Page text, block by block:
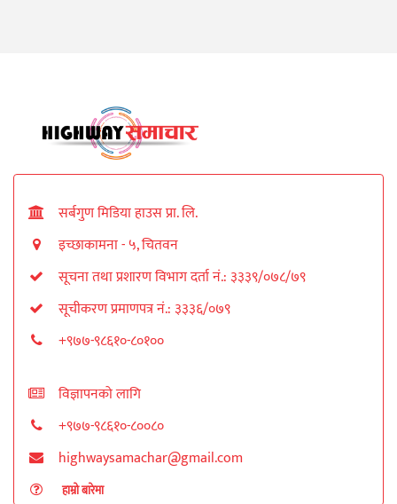
सर्बगुण मिडिया हाउस प्रा. लि.
इच्छाकामना - ५, चितवन
सूचना तथा प्रशारण विभाग दर्ता नं.: ३३३९/०७८/७९
सूचीकरण प्रमाणपत्र नं.: ३३३६/०७९
+९७७-९८६१०-८०१००
विज्ञापनको लागि
+९७७-९८६१०-८००८०
highwaysamachar@gmail.com
हाम्रो बारेमा